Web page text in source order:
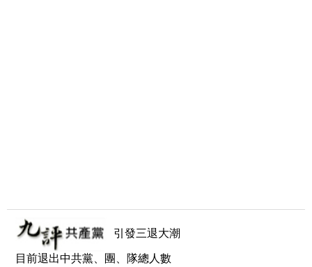
引發三退大潮
目前退出中共黨、團、隊總人數